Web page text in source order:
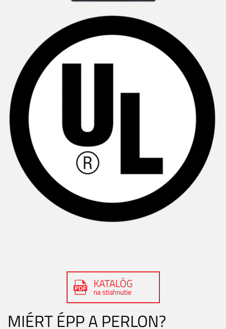
MIÉRT ÉPP A PERLON?